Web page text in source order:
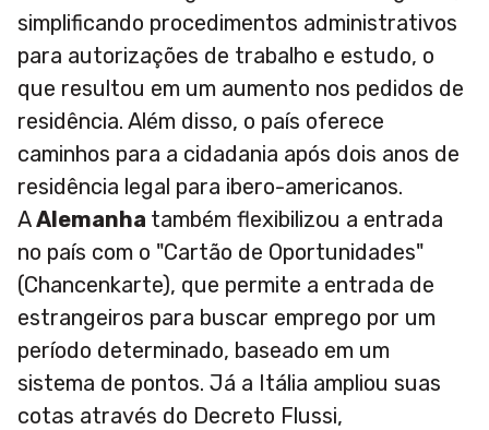
simplificando procedimentos administrativos
para autorizações de trabalho e estudo, o
que resultou em um aumento nos pedidos de
residência. Além disso, o país oferece
caminhos para a cidadania após dois anos de
residência legal para ibero-americanos.
AAlemanha também flexibilizou a entrada
no país com o "Cartão de Oportunidades"
(Chancenkarte), que permite a entrada de
estrangeiros para buscar emprego por um
período determinado, baseado em um
sistema de pontos. Já a Itália ampliou suas
cotas através do Decreto Flussi,